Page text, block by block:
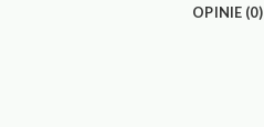
OPINIE (0)